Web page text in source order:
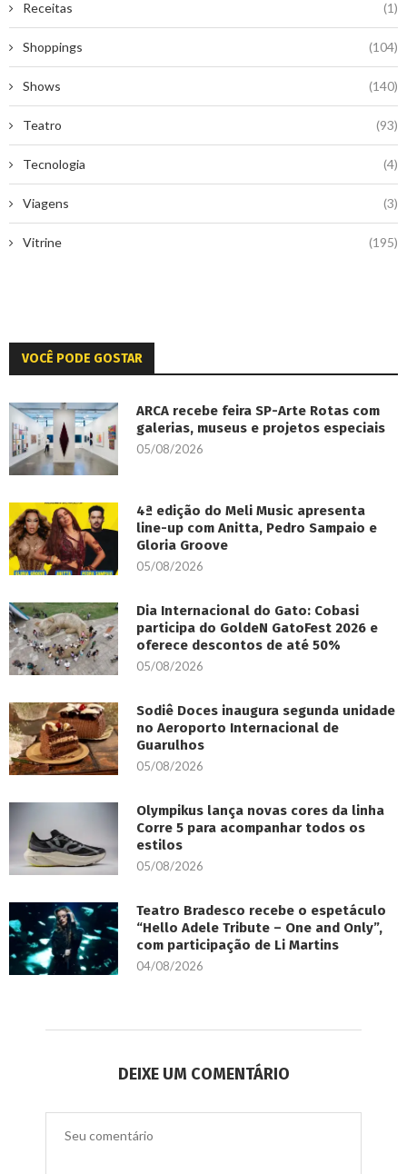
Receitas (1)
Shoppings (104)
Shows (140)
Teatro (93)
Tecnologia (4)
Viagens (3)
Vitrine (195)
VOCÊ PODE GOSTAR
ARCA recebe feira SP-Arte Rotas com
galerias, museus e projetos especiais
05/08/2026
4ª edição do Meli Music apresenta
line-up com Anitta, Pedro Sampaio e
Gloria Groove
05/08/2026
Dia Internacional do Gato: Cobasi
participa do GoldeN GatoFest 2026 e
oferece descontos de até 50%
05/08/2026
Sodiê Doces inaugura segunda unidade
no Aeroporto Internacional de
Guarulhos
05/08/2026
Olympikus lança novas cores da linha
Corre 5 para acompanhar todos os
estilos
05/08/2026
Teatro Bradesco recebe o espetáculo
“Hello Adele Tribute – One and Only”,
com participação de Li Martins
04/08/2026
DEIXE UM COMENTÁRIO